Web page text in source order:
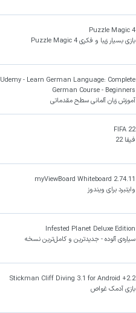
Puzzle Magic 4
بازی بسیار زیبا و فکری Puzzle Magic 4
Udemy - Learn German Language: Complete
German Course - Beginners
آموزش زبان آلمانی سطح مقدماتی
FIFA 22
فیفا 22
myViewBoard Whiteboard 2.74.11
وایتبرد برای ویندوز
Infested Planet Deluxe Edition
سیاره‌ی آلوده - جدیدترین و کامل‌ترین نسخه
Stickman Cliff Diving 3.1 for Android +2.2
بازی آدمک غواص